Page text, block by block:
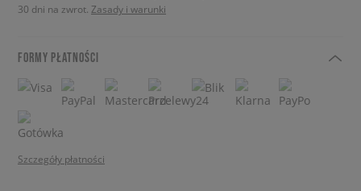
30 dni na zwrot. Zasady i warunki
FORMY PŁATNOŚCI
Szczegóły płatności